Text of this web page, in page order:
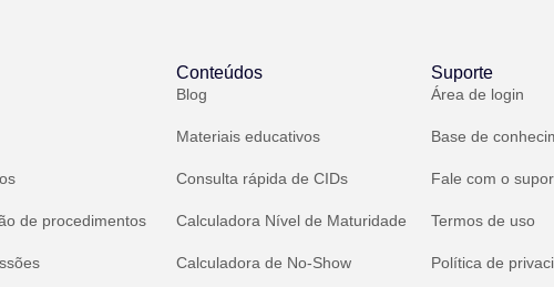
de procedimentos
Conteúdos
Blog
Materiais educativos
Consulta rápida de CIDs
Calculadora Nível de Maturidade
Calculadora de No-Show
Suporte
Área de login
Base de
Fale com o
Termos de uso
Política de